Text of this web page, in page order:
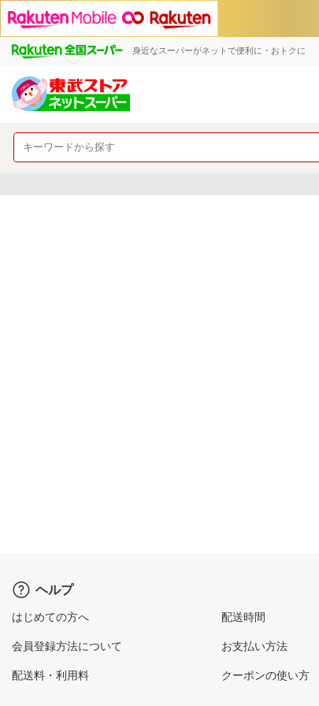
身近なスーパーがネットで便利に・おトクに
ヘルプ
はじめての方へ
会員登録方法について
配送料・利用料
配送時間
お支払い方法
クーポンの使い方